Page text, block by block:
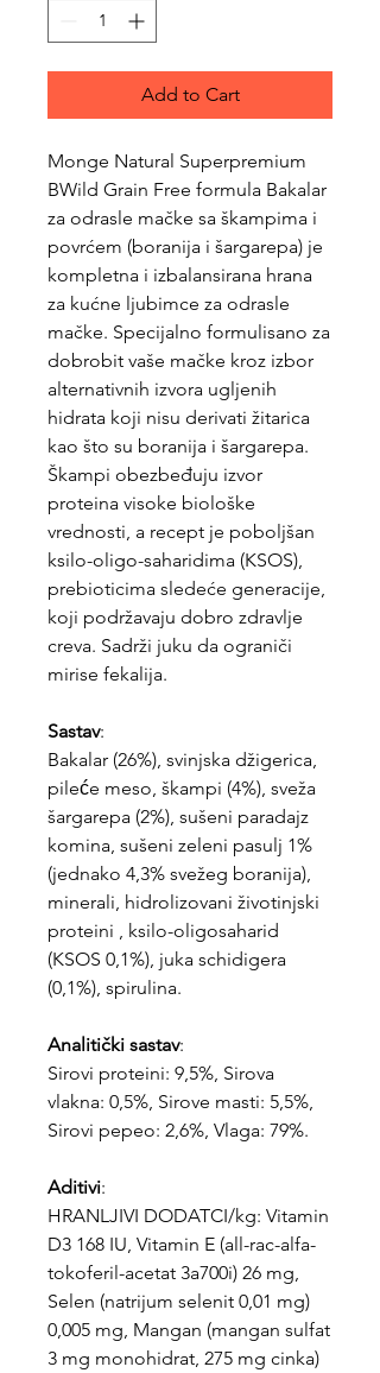
Add to Cart
Monge Natural Superpremium
BWild Grain Free formula Bakalar
za odrasle mačke sa škampima i
povrćem (boranija i šargarepa) je
kompletna i izbalansirana hrana
za kućne ljubimce za odrasle
mačke. Specijalno formulisano za
dobrobit vaše mačke kroz izbor
alternativnih izvora ugljenih
hidrata koji nisu derivati žitarica
kao što su boranija i šargarepa.
Škampi obezbeđuju izvor
proteina visoke biološke
vrednosti, a recept je poboljšan
ksilo-oligo-saharidima (KSOS),
prebioticima sledeće generacije,
koji podržavaju dobro zdravlje
creva. Sadrži juku da ograniči
mirise fekalija.
Sastav:
Bakalar (26%), svinjska džigerica,
pileće meso, škampi (4%), sveža
šargarepa (2%), sušeni paradajz
komina, sušeni zeleni pasulj 1%
(jednako 4,3% svežeg boranija),
minerali, hidrolizovani životinjski
proteini , ksilo-oligosaharid
(KSOS 0,1%), juka schidigera
(0,1%), spirulina.
Analitički sastav:
Sirovi proteini: 9,5%, Sirova
vlakna: 0,5%, Sirove masti: 5,5%,
Sirovi pepeo: 2,6%, Vlaga: 79%.
Aditivi:
HRANLJIVI DODATCI/kg: Vitamin
D3 168 IU, Vitamin E (all-rac-alfa-
tokoferil-acetat 3a700i) 26 mg,
Selen (natrijum selenit 0,01 mg)
0,005 mg, Mangan (mangan sulfat
3 mg monohidrat, 275 mg cinka)